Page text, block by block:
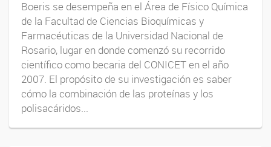
Boeris se desempeña en el Área de Físico Química
de la Facultad de Ciencias Bioquímicas y
Farmacéuticas de la Universidad Nacional de
Rosario, lugar en donde comenzó su recorrido
científico como becaria del CONICET en el año
2007. El propósito de su investigación es saber
cómo la combinación de las proteínas y los
polisacáridos...